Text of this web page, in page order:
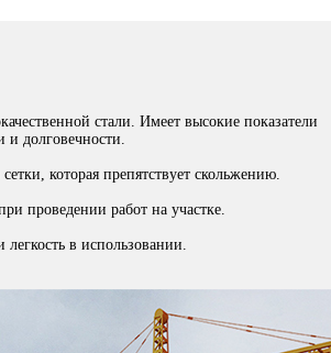
стали. Имеет высокие показатели
и долговечности.
которая препятствует скольжению.
проведении работ на участке.
в использовании.